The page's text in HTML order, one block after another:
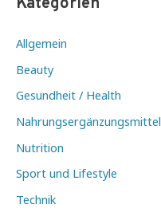
Allgemein
Beauty
Gesundheit / Health
Nahrungsergänzungsmittel
Nutrition
Sport und Lifestyle
Technik